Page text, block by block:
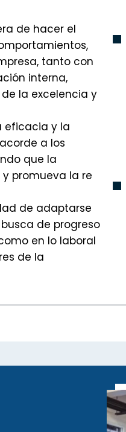
de hacer el
tanto con
interna,
la excelencia y
eficacia y la
a los
que la
promueva la re
de adaptarse
de progreso
en lo laboral
de la